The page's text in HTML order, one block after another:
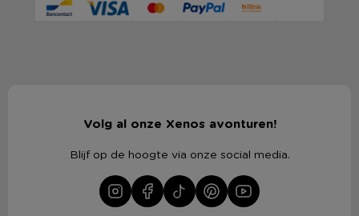
Volg al onze Xenos avonturen!
Blijf op de hoogte via onze social media.